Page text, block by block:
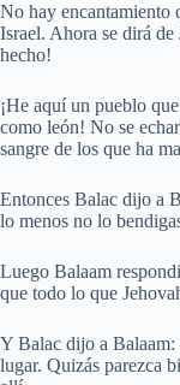
No hay encantamiento
Israel. Ahora se dirá
hecho!
¡He aquí un pueblo
como león! No se
sangre de los que ha
Entonces Balac dijo a
lo menos no lo
Luego Balaam
que todo lo que
Y Balac dijo a
lugar. Quizás parezca